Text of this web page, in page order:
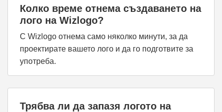
Колко време отнема създаването на
лого на Wizlogo?
С Wizlogo отнема само няколко минути, за да
проектирате вашето лого и да го подготвите за
употреба.
Трябва ли да запазя логото на